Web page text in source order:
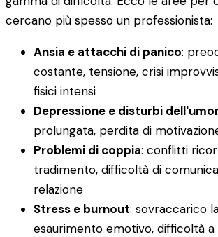
cercano più spesso un professionista:
Ansia e attacchi di panico:
costante, tensione, crisi
fisici intensi
Depressione e disturbi
prolungata, perdita di
Problemi di coppia: conflitti
tradimento, difficoltà di
relazione
Stress e burnout: sovraccarico
esaurimento emotivo, difficoltà